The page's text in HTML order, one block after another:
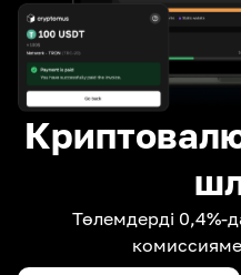
Төлемдерді 0,4%-